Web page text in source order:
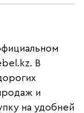
В
и
на удобней